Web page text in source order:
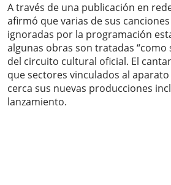
A través de una publicación en
afirmó que varias de sus
ignoradas por la programación
algunas obras son tratadas “como
del circuito cultural oficial. El
que sectores vinculados al
cerca sus nuevas producciones
lanzamiento.